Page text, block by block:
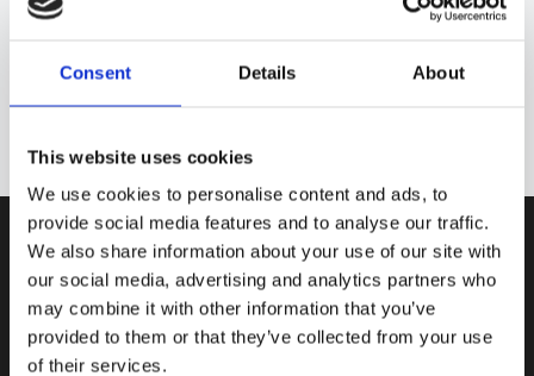
Consent Details About
This website uses cookies
We use cookies to personalise content and ads, to
provide social media features and to analyse our traffic.
We also share information about your use of our site with
our social media, advertising and analytics partners who
may combine it with other information that you’ve
provided to them or that they’ve collected from your use
of their services.
ZAPISZ SIĘ NA NEWSY!
Subskrybować
Zostaw recenzję